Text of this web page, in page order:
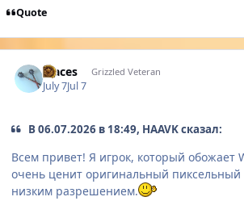
Quote
Maces Grizzled Veteran
July 7Jul 7
В 06.07.2026 в 18:49, HAAVK сказал:
Всем привет! Я игрок, который обожает
очень ценит оригинальный пиксельный
низким разрешением.